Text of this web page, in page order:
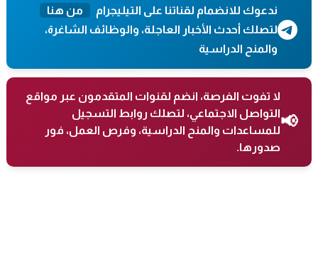
ندعوك للانضمام لقناتنا على التيليجرام
من هنا
لتصلك أحدث الأخبار العاجلة، والوظائف الشاغرة،
والمنح الدراسية
📢
لا تفوت الفرصة، انضم لقنوات المتقدمون عبر مواقع
التواصل الاجتماعي، لتصلك روابط التسجيل
للمساعدات والمنح الدراسية، وفرص العمل، فور
صدورها.